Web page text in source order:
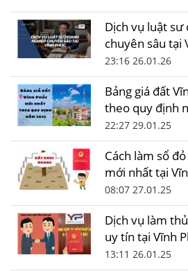
Dịch vụ luật
chuyên sâu tại
23:16 26.01.26
Bảng giá đất
theo quy định
22:27 29.01.25
Cách làm sổ
mới nhất tại
08:07 27.01.25
Dịch vụ làm
uy tín tại Vĩnh
13:11 26.01.25